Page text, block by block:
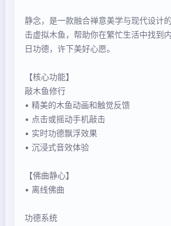
静念，是一款融合禅意美学与现代设计
击虚拟木鱼，帮助你在繁忙生活中找到
日功德，许下美好心愿。
【核心功能】
敲木鱼修行
• 精美的木鱼动画和触觉反馈
• 点击或摇动手机敲击
• 实时功德飘浮效果
• 沉浸式音效体验
【佛曲静心】
• 离线佛曲
功德系统